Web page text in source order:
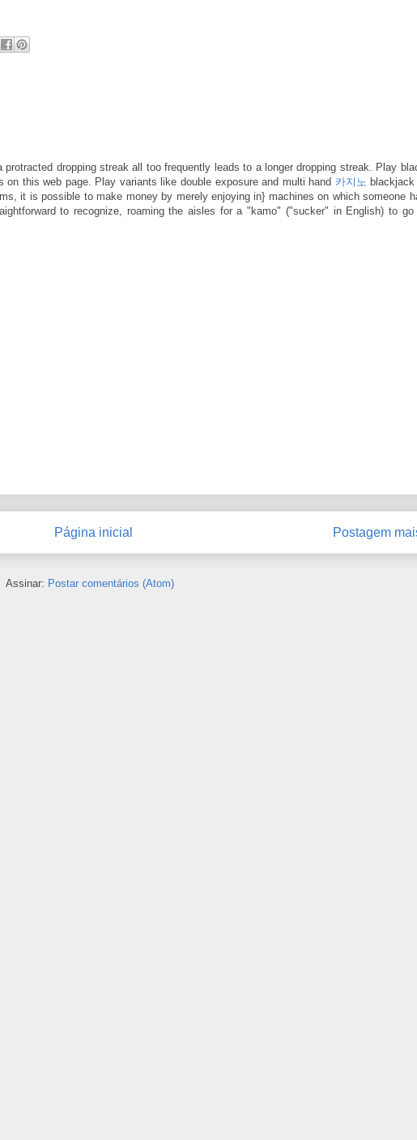
dropping streak all too frequently leads to a longer dropping streak. Play
this web page. Play variants like double exposure and multi hand 카지노
it is possible to make money by merely enjoying in} machines on which someone
to recognize, roaming the aisles for a "kamo" ("sucker" in English) to go
Postagem
Página inicial
Assinar: Postar comentários (Atom)